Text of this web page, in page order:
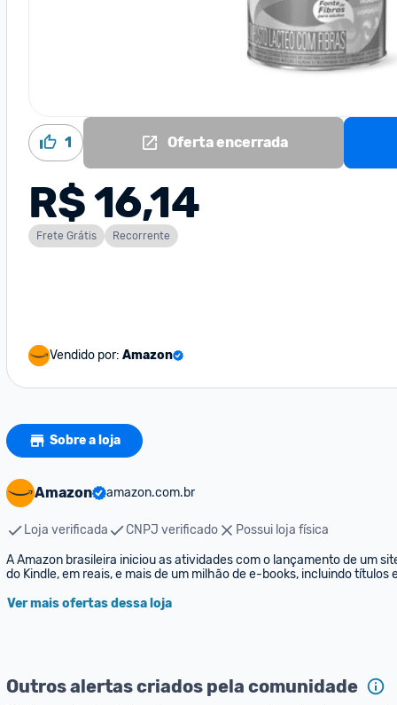
1 Oferta encerrada
R$ 16,14
Frete Grátis Recorrente
Vendido por: Amazon
Sobre a loja
Amazon amazon.com.br
Loja verificada CNPJ verificado
Possui loja física
A Amazon brasileira iniciou as atividades com o lançamento de um
do Kindle, em reais, e mais de um milhão de e-books, incluindo títulos
Ver mais ofertas dessa loja
Outros alertas criados pela comunidade